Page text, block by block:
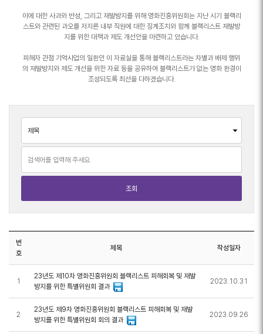
이에 대한 사과와 반성, 그리고 재발방지를 위해 영화진흥위원회는 지난 시기 블랙리
스트와 관련된 과오를 저지른 내부 직원에 대한 징계조치와 함께 블랙리스트 재발방
지를 위한 대책과 제도 개선안을 마련하고 있습니다.
피해자 관점 기억사업의 일환인 이 자료실을 통해 블랙리스트라는 차별과 배제 행위
의 재발방지와 제도 개선을 위한 자료 등을 공유하여 블랙리스트가 없는 영화 환경이
조성되도록 최선을 다하겠습니다.
번
호
제목 작성일자
1
23년도 제10차 영화진흥위원회 블랙리스트 피해회복 및 재발
방지를 위한 특별위원회 결과
2023.10.31
2
23년도 제9차 영화진흥위원회 블랙리스트 피해회복 및 재발
방지를 위한 특별위원회 회의 결과
2023.09.26